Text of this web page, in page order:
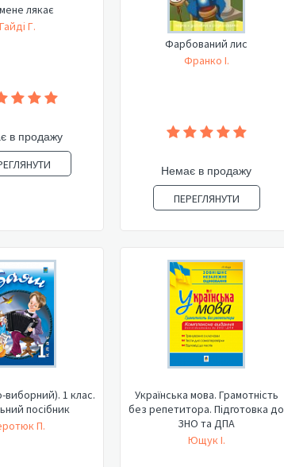
лякає
Гайді Г.
в продажу
Фарбований лис
Франко І.
Немає в продажу
ПЕРЕГЛЯНУТИ
виборний). 1 клас.
посібник
П.
Українська мова. Грамотність
без репетитора. Підготовка до
ЗНО та ДПА
Ющук І.